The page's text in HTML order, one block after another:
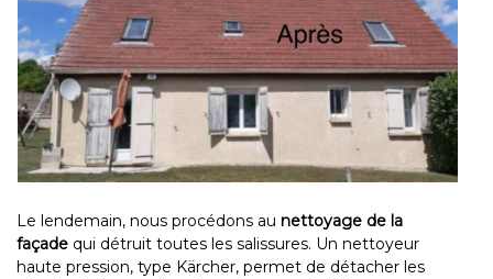
Le lendemain, nous procédons au nettoyage de la
façade qui détruit toutes les salissures. Un nettoyeur
haute pression, type Kärcher, permet de détacher les